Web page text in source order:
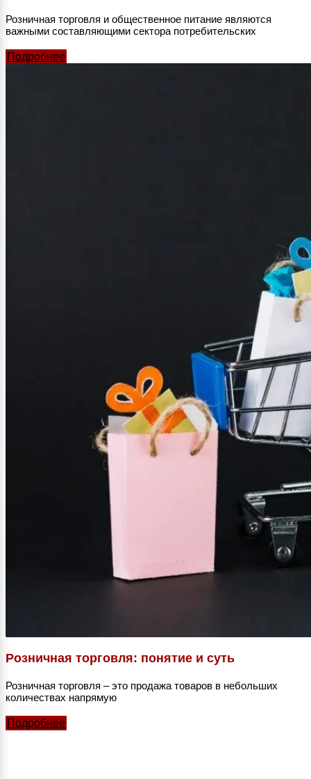
Розничная торговля и общественное питание являются
важными составляющими сектора потребительских
Подробнее
Розничная торговля: понятие и суть
Розничная торговля – это продажа товаров в небольших
количествах напрямую
Подробнее